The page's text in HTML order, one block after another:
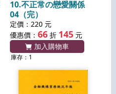
10.不正常の戀愛關係
04（完）
定價：220 元
優惠價： 66 折 145 元
加入購物車
庫存：1